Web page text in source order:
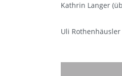
Kathrin Langer
Uli Rothenhäusler